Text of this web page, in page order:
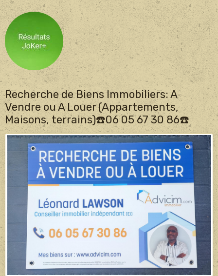
Recherche de Biens Immobiliers: A
Vendre ou A Louer (Appartements,
Maisons, terrains)☎️06 05 67 30 86☎️